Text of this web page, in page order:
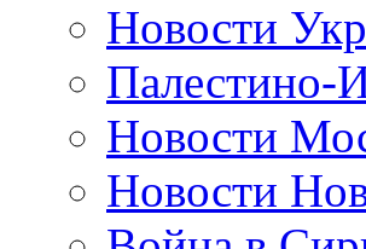
Новости
Палестино-
Новости
Новости